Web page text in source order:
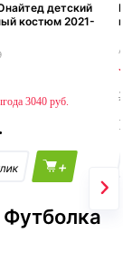
детский
костюм 2021-
3040
+